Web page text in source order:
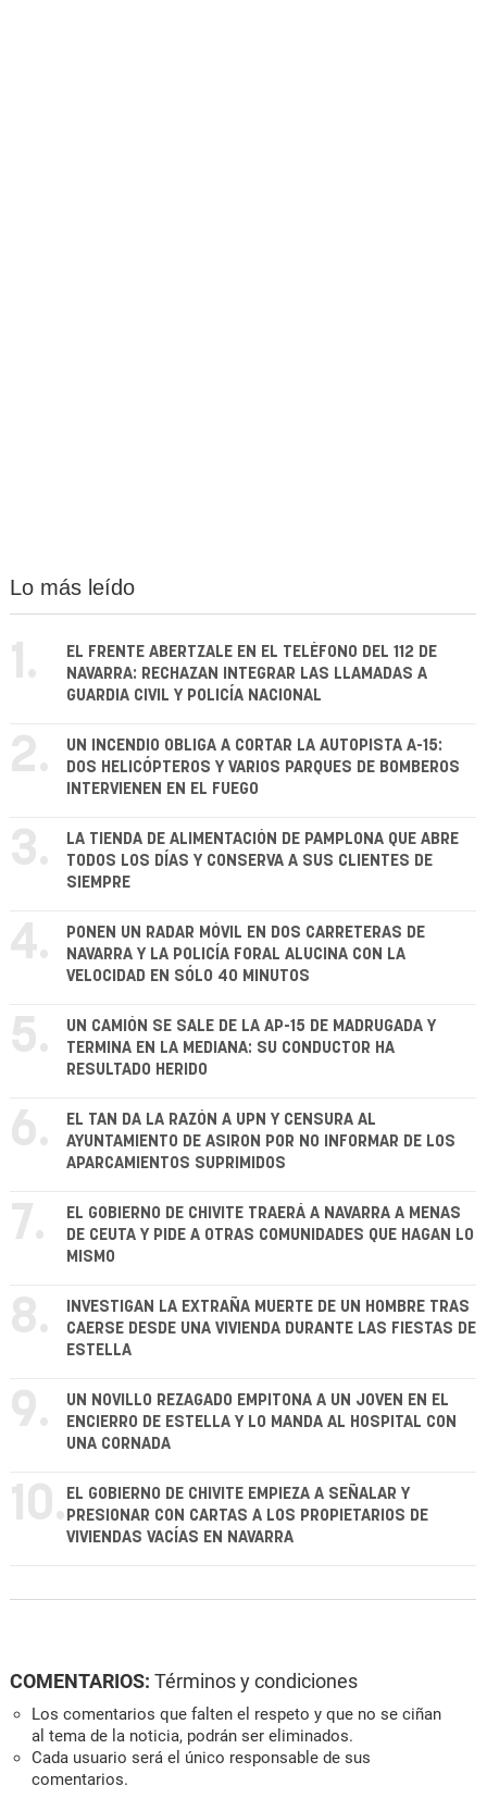
Lo más leído
1.
EL FRENTE ABERTZALE EN EL TELÉFONO DEL 112 DE
NAVARRA: RECHAZAN INTEGRAR LAS LLAMADAS A
GUARDIA CIVIL Y POLICÍA NACIONAL
2.
UN INCENDIO OBLIGA A CORTAR LA AUTOPISTA A-15:
DOS HELICÓPTEROS Y VARIOS PARQUES DE BOMBEROS
INTERVIENEN EN EL FUEGO
3.
LA TIENDA DE ALIMENTACIÓN DE PAMPLONA QUE ABRE
TODOS LOS DÍAS Y CONSERVA A SUS CLIENTES DE
SIEMPRE
4.
PONEN UN RADAR MÓVIL EN DOS CARRETERAS DE
NAVARRA Y LA POLICÍA FORAL ALUCINA CON LA
VELOCIDAD EN SÓLO 40 MINUTOS
5.
UN CAMIÓN SE SALE DE LA AP-15 DE MADRUGADA Y
TERMINA EN LA MEDIANA: SU CONDUCTOR HA
RESULTADO HERIDO
6.
EL TAN DA LA RAZÓN A UPN Y CENSURA AL
AYUNTAMIENTO DE ASIRON POR NO INFORMAR DE LOS
APARCAMIENTOS SUPRIMIDOS
7.
EL GOBIERNO DE CHIVITE TRAERÁ A NAVARRA A MENAS
DE CEUTA Y PIDE A OTRAS COMUNIDADES QUE HAGAN LO
MISMO
8.
INVESTIGAN LA EXTRAÑA MUERTE DE UN HOMBRE TRAS
CAERSE DESDE UNA VIVIENDA DURANTE LAS FIESTAS DE
ESTELLA
9.
UN NOVILLO REZAGADO EMPITONA A UN JOVEN EN EL
ENCIERRO DE ESTELLA Y LO MANDA AL HOSPITAL CON
UNA CORNADA
10. EL GOBIERNO DE CHIVITE EMPIEZA A SEÑALAR Y
PRESIONAR CON CARTAS A LOS PROPIETARIOS DE
VIVIENDAS VACÍAS EN NAVARRA
COMENTARIOS: Términos y condiciones
Los comentarios que falten el respeto y que no se ciñan
al tema de la noticia, podrán ser eliminados.
Cada usuario será el único responsable de sus
comentarios.